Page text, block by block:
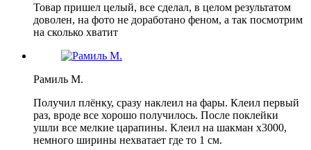
Товар пришел целый, все сделал, в целом результатом
доволен, на фото не доработано феном, а так посмотрим
на сколько хватит
Рамиль М.
Получил плёнку, сразу наклеил на фары. Клеил первый
раз, вроде все хорошо получилось. После поклейки
ушли все мелкие царапины. Клеил на шакман х3000,
немного ширины нехватает где то 1 см.